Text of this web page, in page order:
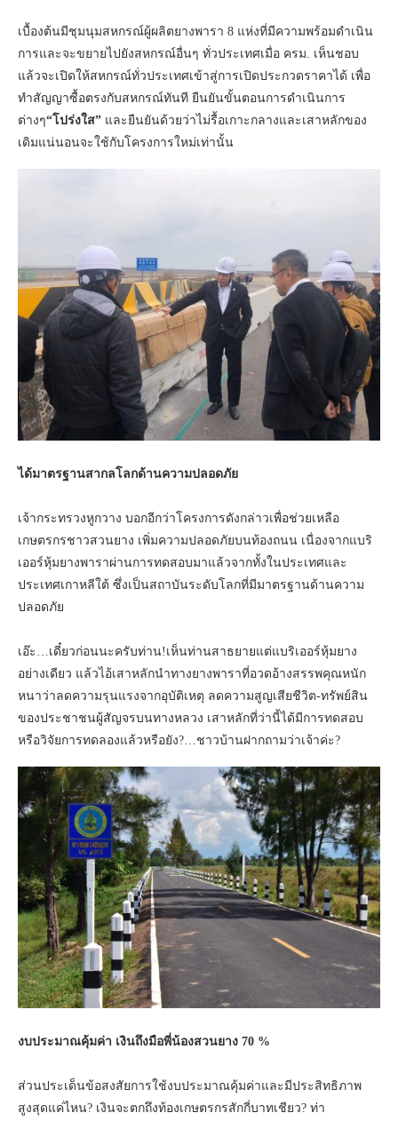
เบื้องต้นมีชุมนุมสหกรณ์ผู้ผลิตยางพารา 8 แห่งที่มีความพร้อมดำเนิน
การและจะขยายไปยังสหกรณ์อื่นๆ ทั่วประเทศเมื่อ ครม. เห็นชอบ
แล้วจะเปิดให้สหกรณ์ทั่วประเทศเข้าสู่การเปิดประกวดราคาได้ เพื่อ
ทำสัญญาซื้อตรงกับสหกรณ์ทันที ยืนยันขั้นตอนการดำเนินการ
ต่างๆ“โปร่งใส” และยืนยันด้วยว่าไม่รื้อเกาะกลางและเสาหลักของ
เดิมแน่นอนจะใช้กับโครงการใหม่เท่านั้น
ได้มาตรฐานสากลโลกด้านความปลอดภัย
เจ้ากระทรวงหูกวาง บอกอีกว่าโครงการดังกล่าวเพื่อช่วยเหลือ
เกษตรกรชาวสวนยาง เพิ่มความปลอดภัยบนท้องถนน เนื่องจากแบริ
เออร์หุ้มยางพาราผ่านการทดสอบมาแล้วจากทั้งในประเทศและ
ประเทศเกาหลีใต้ ซึ่งเป็นสถาบันระดับโลกที่มีมาตรฐานด้านความ
ปลอดภัย
เอ๊ะ…เดี๋ยวก่อนนะครับท่าน!เห็นท่านสาธยายแต่แบริเออร์หุ้มยาง
อย่างเดียว แล้วไอ้เสาหลักนำทางยางพาราที่อวดอ้างสรรพคุณหนัก
หนาว่าลดความรุนแรงจากอุบัติเหตุ ลดความสูญเสียชีวิต-ทรัพย์สิน
ของประชาชนผู้สัญจรบนทางหลวง เสาหลักที่ว่านี้ได้มีการทดสอบ
หรือวิจัยการทดลองแล้วหรือยัง?…ชาวบ้านฝากถามว่าเจ้าค่ะ?
งบประมาณคุ้มค่า เงินถึงมือพี่น้องสวนยาง 70 %
ส่วนประเด็นข้อสงสัยการใช้งบประมาณคุ้มค่าและมีประสิทธิภาพ
สูงสุดแค่ไหน? เงินจะตกถึงท้องเกษตรกรสักกี่บาทเชียว? ท่า